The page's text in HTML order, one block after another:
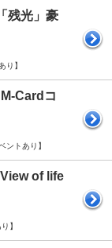
残光」豪
り】
Cardコ
ントあり】
of life
】